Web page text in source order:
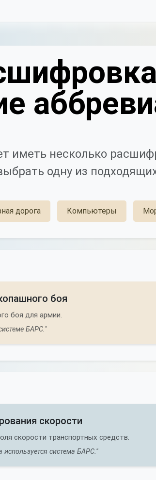
иметь несколько
одну из
дорога Компьютеры
боя
боя для армии.
БАРС."
скорости
скорости транспортных средств.
система БАРС."